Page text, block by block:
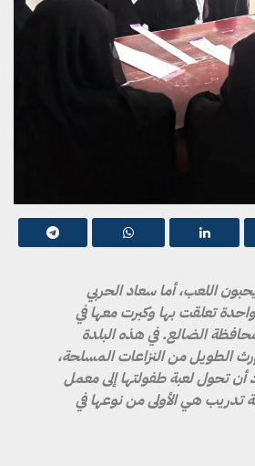
اللعب، أما سعاد الحربي
تعلقت بها وكبرت معها في
الضالع. في هذه البلدة
الطويل من النزاعات المسلحة،
تحول لعبة طفولتها إلى معمل
هي الأولى من نوعها في